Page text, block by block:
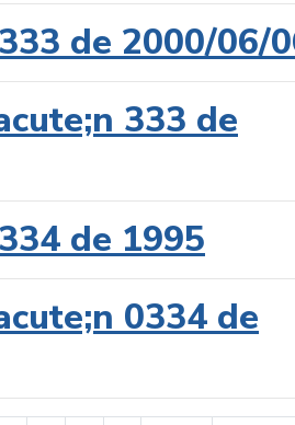
de 2000/06/
333 de
de 1995
0334 de